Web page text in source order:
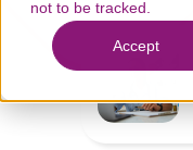
not to be tracked.
Accept